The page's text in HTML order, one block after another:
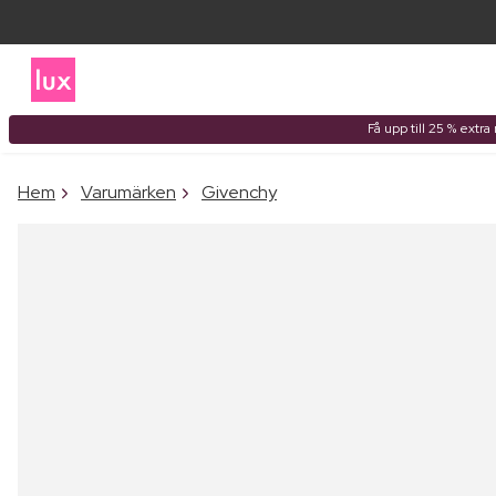
Få upp till 25 % extra
Hem Varumärken Givenchy